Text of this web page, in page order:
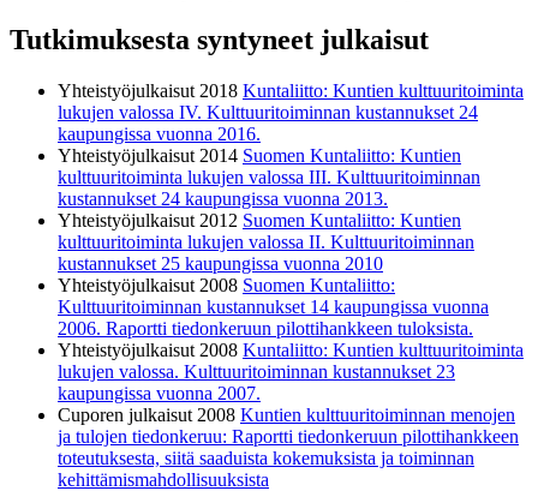
Tutkimuksesta syntyneet julkaisut
Yhteistyöjulkaisut 2018 Kuntaliitto: Kuntien kulttuuritoiminta
lukujen valossa IV. Kulttuuritoiminnan kustannukset 24
kaupungissa vuonna 2016.
Yhteistyöjulkaisut 2014 Suomen Kuntaliitto: Kuntien
kulttuuritoiminta lukujen valossa III. Kulttuuritoiminnan
kustannukset 24 kaupungissa vuonna 2013.
Yhteistyöjulkaisut 2012 Suomen Kuntaliitto: Kuntien
kulttuuritoiminta lukujen valossa II. Kulttuuritoiminnan
kustannukset 25 kaupungissa vuonna 2010
Yhteistyöjulkaisut 2008 Suomen Kuntaliitto:
Kulttuuritoiminnan kustannukset 14 kaupungissa vuonna
2006. Raportti tiedonkeruun pilottihankkeen tuloksista.
Yhteistyöjulkaisut 2008 Kuntaliitto: Kuntien kulttuuritoiminta
lukujen valossa. Kulttuuritoiminnan kustannukset 23
kaupungissa vuonna 2007.
Cuporen julkaisut 2008 Kuntien kulttuuritoiminnan menojen
ja tulojen tiedonkeruu: Raportti tiedonkeruun pilottihankkeen
toteutuksesta, siitä saaduista kokemuksista ja toiminnan
kehittämismahdollisuuksista